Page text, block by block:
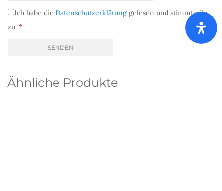
Ich habe die Datenschutzerklärung gelesen und stimmte ihr
zu. *
Ähnliche Produkte